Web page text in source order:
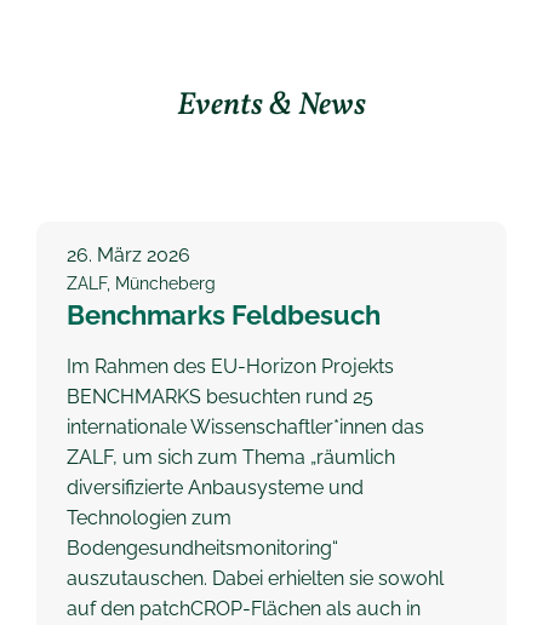
Events & News
26. März 2026
ZALF, Müncheberg
Benchmarks Feldbesuch
Im Rahmen des EU-Horizon Projekts
BENCHMARKS besuchten rund 25
internationale Wissenschaftler*innen das
ZALF, um sich zum Thema „räumlich
diversifizierte Anbausysteme und
Technologien zum
Bodengesundheitsmonitoring“
auszutauschen. Dabei erhielten sie sowohl
auf den patchCROP-Flächen als auch in